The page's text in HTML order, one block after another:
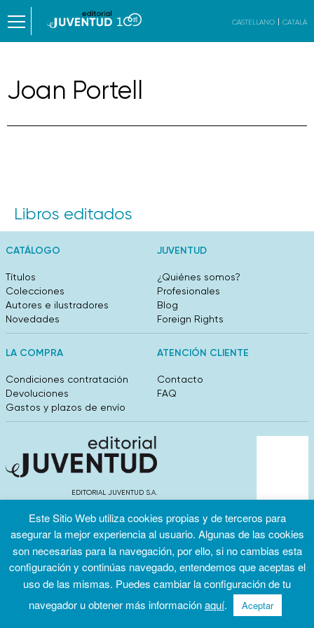
CASTELLANO CATALÀ
Joan Portell
Libros editados
CATÁLOGO
Títulos
Colecciones
Autores e ilustradores
Novedades
JUVENTUD
¿Quiénes somos?
Profesionales
Blog
Foreign Rights
LA COMPRA
Condiciones contratación
Devoluciones
Gastos y plazos de envío
ATENCIÓN CLIENTE
Contacto
FAQ
EDITORIAL JUVENTUD S.A.
info@editorialjuventud.es
Condiciones
Política de
privacidad
Política de
Este Sitio Web utiliza cookies propias y de terceros para
asegurar la mejor experiencia al usuario. Algunas de las cookies
son necesarias para la navegación, por ello, si no cambias esta
configuración y continúas navegado, entendemos que aceptas el
uso de las mismas. Puedes cambiar la configuración de tu
navegador u obtener más informaciónaquí. Aceptar